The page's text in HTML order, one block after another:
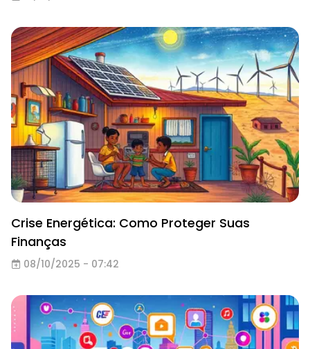
Crise Energética: Como Proteger Suas
Finanças
08/10/2025 - 07:42